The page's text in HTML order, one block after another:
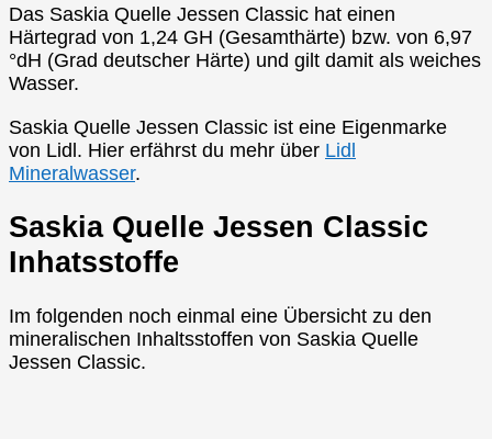
Das Saskia Quelle Jessen Classic hat einen
Härtegrad von 1,24 GH (Gesamthärte) bzw. von 6,97
°dH (Grad deutscher Härte) und gilt damit als weiches
Wasser.
Saskia Quelle Jessen Classic ist eine Eigenmarke
von Lidl. Hier erfährst du mehr über Lidl
Mineralwasser.
Saskia Quelle Jessen Classic
Inhatsstoffe
Im folgenden noch einmal eine Übersicht zu den
mineralischen Inhaltsstoffen von Saskia Quelle
Jessen Classic.